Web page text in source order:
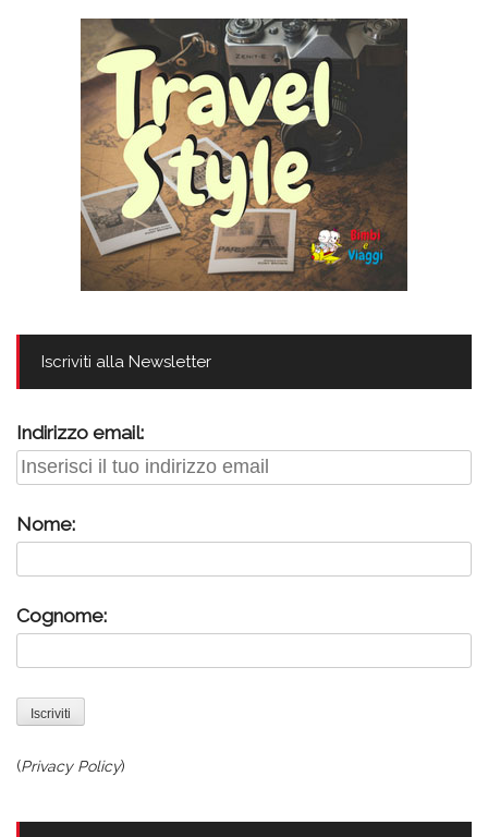
Iscriviti alla Newsletter
Indirizzo email:
Nome:
Cognome:
(Privacy Policy)